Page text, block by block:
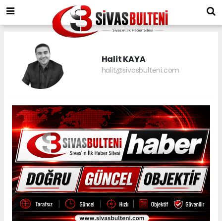
Halit KAYA
halit@sivasbulteni.com